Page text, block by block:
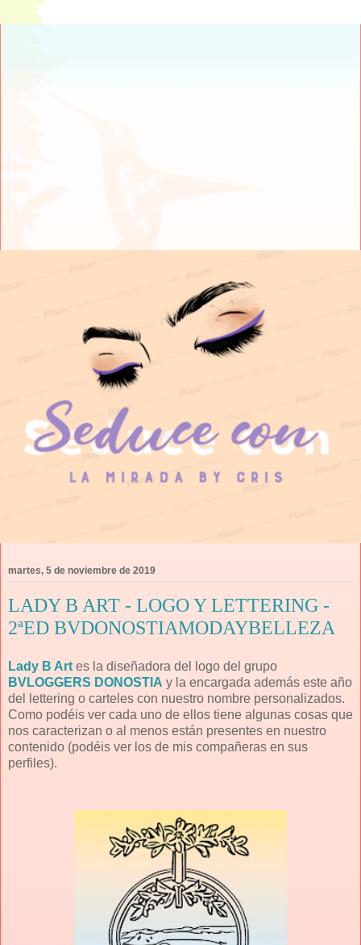
martes, 5 de noviembre de 2019
LADY B ART - LOGO Y LETTERING -
2ªED BVDONOSTIAMODAYBELLEZA
Lady B Art es la diseñadora del logo del grupo
BVLOGGERS DONOSTIA y la encargada además este año
del lettering o carteles con nuestro nombre personalizados.
Como podéis ver cada uno de ellos tiene algunas cosas que
nos caracterizan o al menos están presentes en nuestro
contenido (podéis ver los de mis compañeras en sus
perfiles).